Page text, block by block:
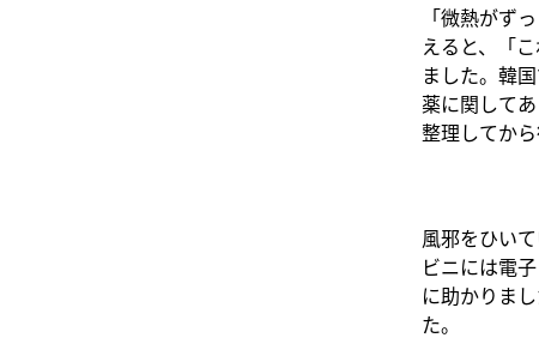
「微熱がず
えると、「
ました。韓
薬に関して
整理してか
風邪をひい
ビニには電
に助かりま
た。